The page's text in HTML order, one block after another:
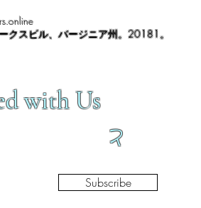
クスビル、バージニア州。20181。
with Us
と
Subscribe